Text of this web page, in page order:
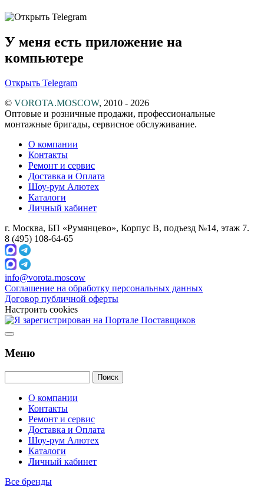
У меня есть приложение на
компьютере
Открыть Telegram
© VOROTA.MOSCOW, 2010 - 2026
Оптовые и розничные продажи, профессиональные
монтажные бригады, сервисное обслуживание.
О компании
Контакты
Ремонт и сервис
Доставка и Оплата
Шоу-рум Алютех
Каталоги
Личный кабинет
г. Москва, БП «Румянцево», Корпус В, подъезд №14, этаж 7.
8 (495) 108-64-65
info@vorota.moscow
Соглашение на обработку персональных данных
Договор публичной оферты
Настроить cookies
Меню
О компании
Контакты
Ремонт и сервис
Доставка и Оплата
Шоу-рум Алютех
Каталоги
Личный кабинет
Все бренды